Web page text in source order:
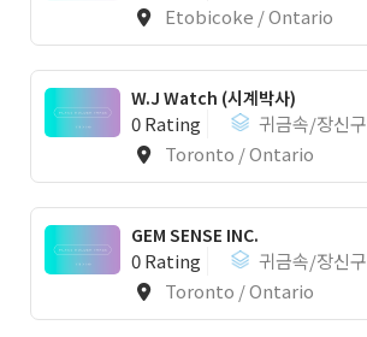
Etobicoke / Ontario
W.J Watch (시계박사)
0 Rating
귀금속/장신구
Toronto / Ontario
GEM SENSE INC.
0 Rating
귀금속/장신구
Toronto / Ontario